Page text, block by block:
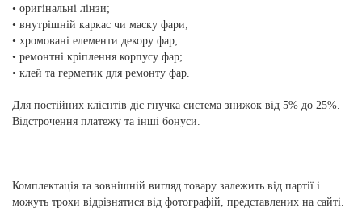
• оригінальні лінзи;
• внутрішній каркас чи маску фари;
• хромовані елементи декору фар;
• ремонтні кріплення корпусу фар;
• клей та герметик для ремонту фар.
Для постійних клієнтів діє гнучка система знижок від 5% до 25%.
Відстрочення платежу та інші бонуси.
Комплектація та зовнішній вигляд товару залежить від партії і
можуть трохи відрізнятися від фотографій, представлених на сайті.